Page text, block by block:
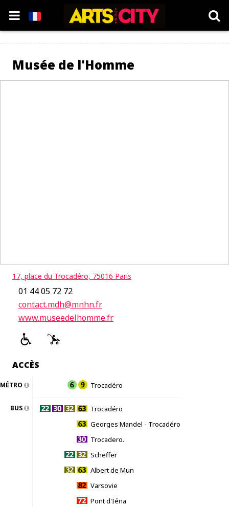
Musée de l'Homme
17, place du Trocadéro, 75016 Paris
01 44 05 72 72
contact.mdh@mnhn.fr
www.museedelhomme.fr
ACCÈS
MÉTRO Trocadéro
BUS
Trocadéro
Georges Mandel - Trocadéro
Trocadero.
Scheffer
Albert de Mun
Varsovie
Pont d'Iéna